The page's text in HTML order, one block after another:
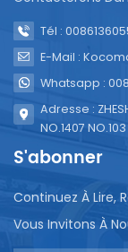
sont notre
conformes à
et sûre,
potable.Elles
peuvent
présentent
que des
meilleure
Tél :
E-Mail :
Whatsapp :
Adresse :
NO.1407
S'abonner
Continuez À Lire,
Vous Invitons À